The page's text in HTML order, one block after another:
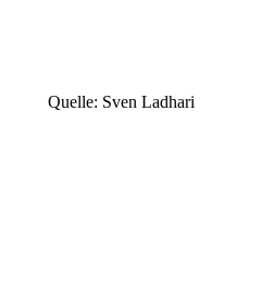
Quelle: Sven Ladhari